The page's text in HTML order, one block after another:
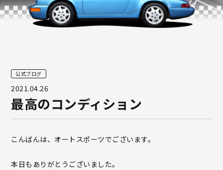
公式ブログ
2021.04.26
最高のコンディション
こんばんは、オートスポーツでございます。
本日もありがとうございました。